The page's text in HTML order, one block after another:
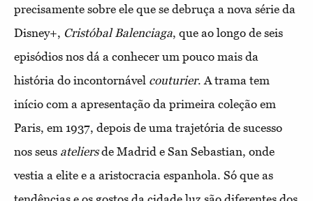
precisamente sobre ele que se debruça a nova série da
Disney+, Cristóbal Balenciaga, que ao longo de seis
episódios nos dá a conhecer um pouco mais da
história do incontornável couturier. A trama tem
início com a apresentação da primeira coleção em
Paris, em 1937, depois de uma trajetória de sucesso
nos seus ateliersde Madrid e San Sebastian, onde
vestia a elite e a aristocracia espanhola. Só que as